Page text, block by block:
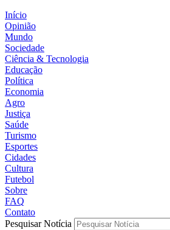
Início
Opinião
Mundo
Sociedade
Ciência & Tecnologia
Educação
Política
Economia
Agro
Justiça
Saúde
Turismo
Esportes
Cidades
Cultura
Futebol
Sobre
FAQ
Contato
Pesquisar Notícia